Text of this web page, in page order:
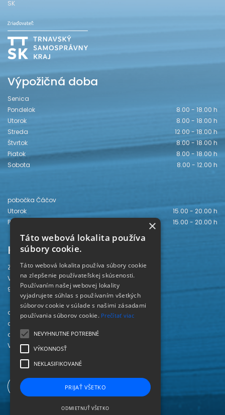
SK
Výpožičná doba
Senica
Pondelok
8.00 - 18.00 h
Utorok
8.00 - 18.00 h
Streda
12.00 - 18.00 h
Štvrtok
8.00 - 18.00 h
Piatok
8.00 - 18.00 h
Sobota
8.00 - 12.00 h
pobočka Čáčov
Utorok
15.00 - 20.00 h
Piatok
15.00 - 20.00 h
Kontakt
Záhorská knižnica
Vajanského 28
905 01 Senica
odd. beletrie 034/654 3780
odd. odbornej literatúry 034/651 2710
odd. pre deti a mládež 034/654 6519
Viac kontaktov nájdete
×
Táto webová lokalita používa
súbory cookie.
Táto webová lokalita používa súbory cookie
na zlepšenie používateľskej skúsenosti.
Používaním našej webovej lokality
vyjadrujete súhlas s používaním všetkých
súborov cookie v súlade s našimi zásadami
používania súborov cookie. Prečítať viac
NEVYHNUTNE POTREBNÉ
VÝKONNOSŤ
NEKLASIFIKOVANÉ
PRIJAŤ VŠETKO
ODMIETNUŤ VŠETKO